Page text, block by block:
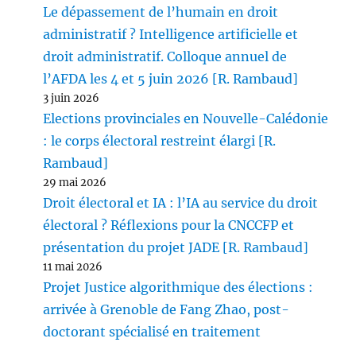
Le dépassement de l’humain en droit
administratif ? Intelligence artificielle et
droit administratif. Colloque annuel de
l’AFDA les 4 et 5 juin 2026 [R. Rambaud]
3 juin 2026
Elections provinciales en Nouvelle-Calédonie
: le corps électoral restreint élargi [R.
Rambaud]
29 mai 2026
Droit électoral et IA : l’IA au service du droit
électoral ? Réflexions pour la CNCCFP et
présentation du projet JADE [R. Rambaud]
11 mai 2026
Projet Justice algorithmique des élections :
arrivée à Grenoble de Fang Zhao, post-
doctorant spécialisé en traitement